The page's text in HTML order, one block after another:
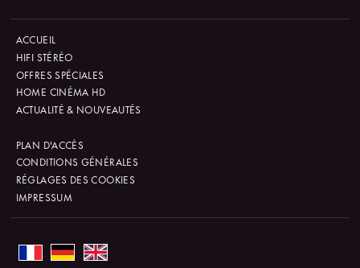
ACCUEIL
HIFI STÉRÉO
OFFRES SPÉCIALES
HOME CINÉMA HD
ACTUALITÉ & NOUVEAUTÉS
PLAN D'ACCÈS
CONDITIONS GÉNÉRALES
RÉGLAGES DES COOKIES
IMPRESSUM